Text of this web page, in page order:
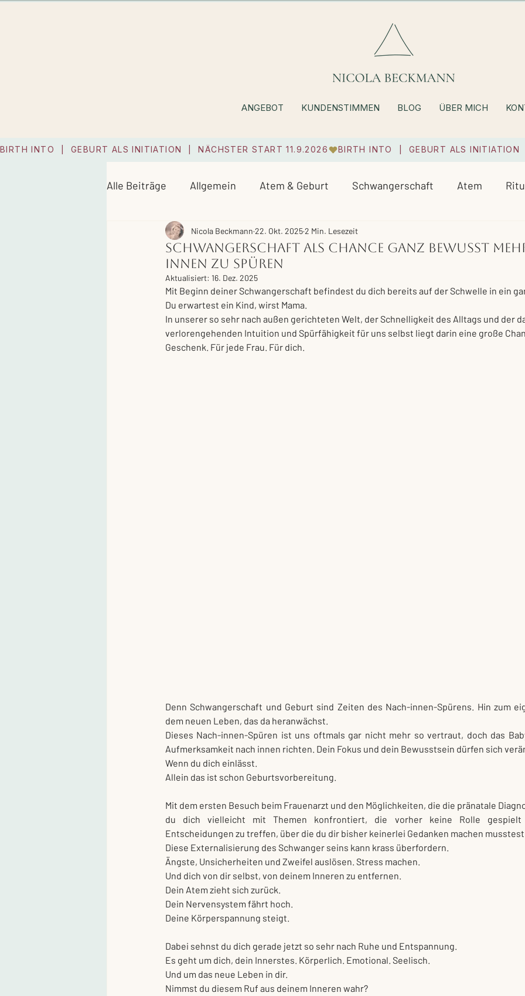
ANGEBOT KUNDENSTIMMEN BLOG ÜBER MICH
BIRTH INTO  |  GEBURT ALS INITIATION  |  NÄCHSTER START 11.9.2026
Alle Beiträge Allgemein Atem & Geburt Schwangerschaft Atem
Schwangerschaft als Chance ganz bewusst
innen zu spüren
Nicola Beckmann 22. Okt. 20252 Min. Lesezeit
Aktualisiert: 16. Dez. 2025
Mit Beginn deiner Schwangerschaft befindest du dich bereits auf der Schwelle in ein
Du erwartest ein Kind, wirst Mama.
In unserer so sehr nach außen gerichteten Welt, der Schnelligkeit des Alltags und der
verlorengehenden Intuition und Spürfähigkeit für uns selbst liegt darin eine große
Geschenk. Für jede Frau. Für dich.
Denn Schwangerschaft und Geburt sind Zeiten des Nach-innen-Spürens. Hin zum
dem neuen Leben, das da heranwächst.
Dieses Nach-innen-Spüren ist uns oftmals gar nicht mehr so vertraut, doch das
Aufmerksamkeit nach innen richten. Dein Fokus und dein Bewusstsein dürfen sich
Wenn du dich einlässt.
Allein das ist schon Geburtsvorbereitung.
Mit dem ersten Besuch beim Frauenarzt und den Möglichkeiten, die die pränatale
du dich vielleicht mit Themen konfrontiert, die vorher keine Rolle
Entscheidungen zu treffen, über die du dir bisher keinerlei Gedanken machen
Diese Externalisierung des Schwanger seins kann krass überfordern.
Ängste, Unsicherheiten und Zweifel auslösen. Stress machen.
Und dich von dir selbst, von deinem Inneren zu entfernen.
Dein Atem zieht sich zurück.
Dein Nervensystem fährt hoch.
Deine Körperspannung steigt.
Dabei sehnst du dich gerade jetzt so sehr nach Ruhe und Entspannung.
Es geht um dich, dein Innerstes. Körperlich. Emotional. Seelisch.
Und um das neue Leben in dir.
Nimmst du diesem Ruf aus deinem Inneren wahr?